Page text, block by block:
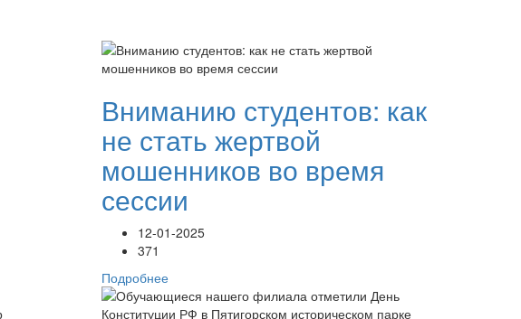
Вниманию студентов: как
не стать жертвой
мошенников во время
сессии
12-01-2025
371
Подробнее